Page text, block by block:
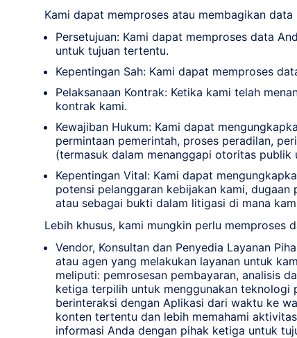
Kami dapat memproses atau membagikan
Persetujuan: Kami dapat memproses data
untuk tujuan tertentu.
Kepentingan Sah: Kami dapat memproses
Pelaksanaan Kontrak: Ketika kami telah
kontrak kami.
Kewajiban Hukum: Kami dapat
permintaan pemerintah, proses peradilan,
(termasuk dalam menanggapi otoritas publik
Kepentingan Vital: Kami dapat
potensi pelanggaran kebijakan kami,
atau sebagai bukti dalam litigasi di mana
Lebih khusus, kami mungkin perlu
Vendor, Konsultan dan Penyedia Layanan
atau agen yang melakukan layanan untuk
meliputi: pemrosesan pembayaran, analisis
ketiga terpilih untuk menggunakan teknologi
berinteraksi dengan Aplikasi dari waktu ke
konten tertentu dan lebih memahami
informasi Anda dengan pihak ketiga untuk